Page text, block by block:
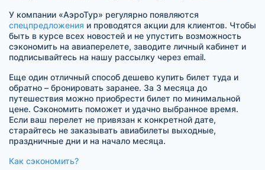
У компании «АэроТур» регулярно появляются
спецпредложения и проводятся акции для клиентов. Чтобы
быть в курсе всех новостей и не упустить возможность
сэкономить на авиаперелете, заводите личный кабинет и
подписывайтесь на нашу рассылку через email.
Еще один отличный способ дешево купить билет туда и
обратно – бронировать заранее. За 3 месяца до
путешествия можно приобрести билет по минимальной
цене. Сэкономить поможет и удачно выбранное время.
Если ваш перелет не привязан к конкретной дате,
старайтесь не заказывать авиабилеты выходные,
праздничные дни и на начало месяца.
Как сэкономить?